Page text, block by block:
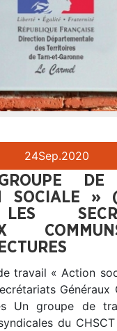
24Sep.2020
DE
SOCIALE »
travail « Action
Généraux
Un groupe de
du CHSCT